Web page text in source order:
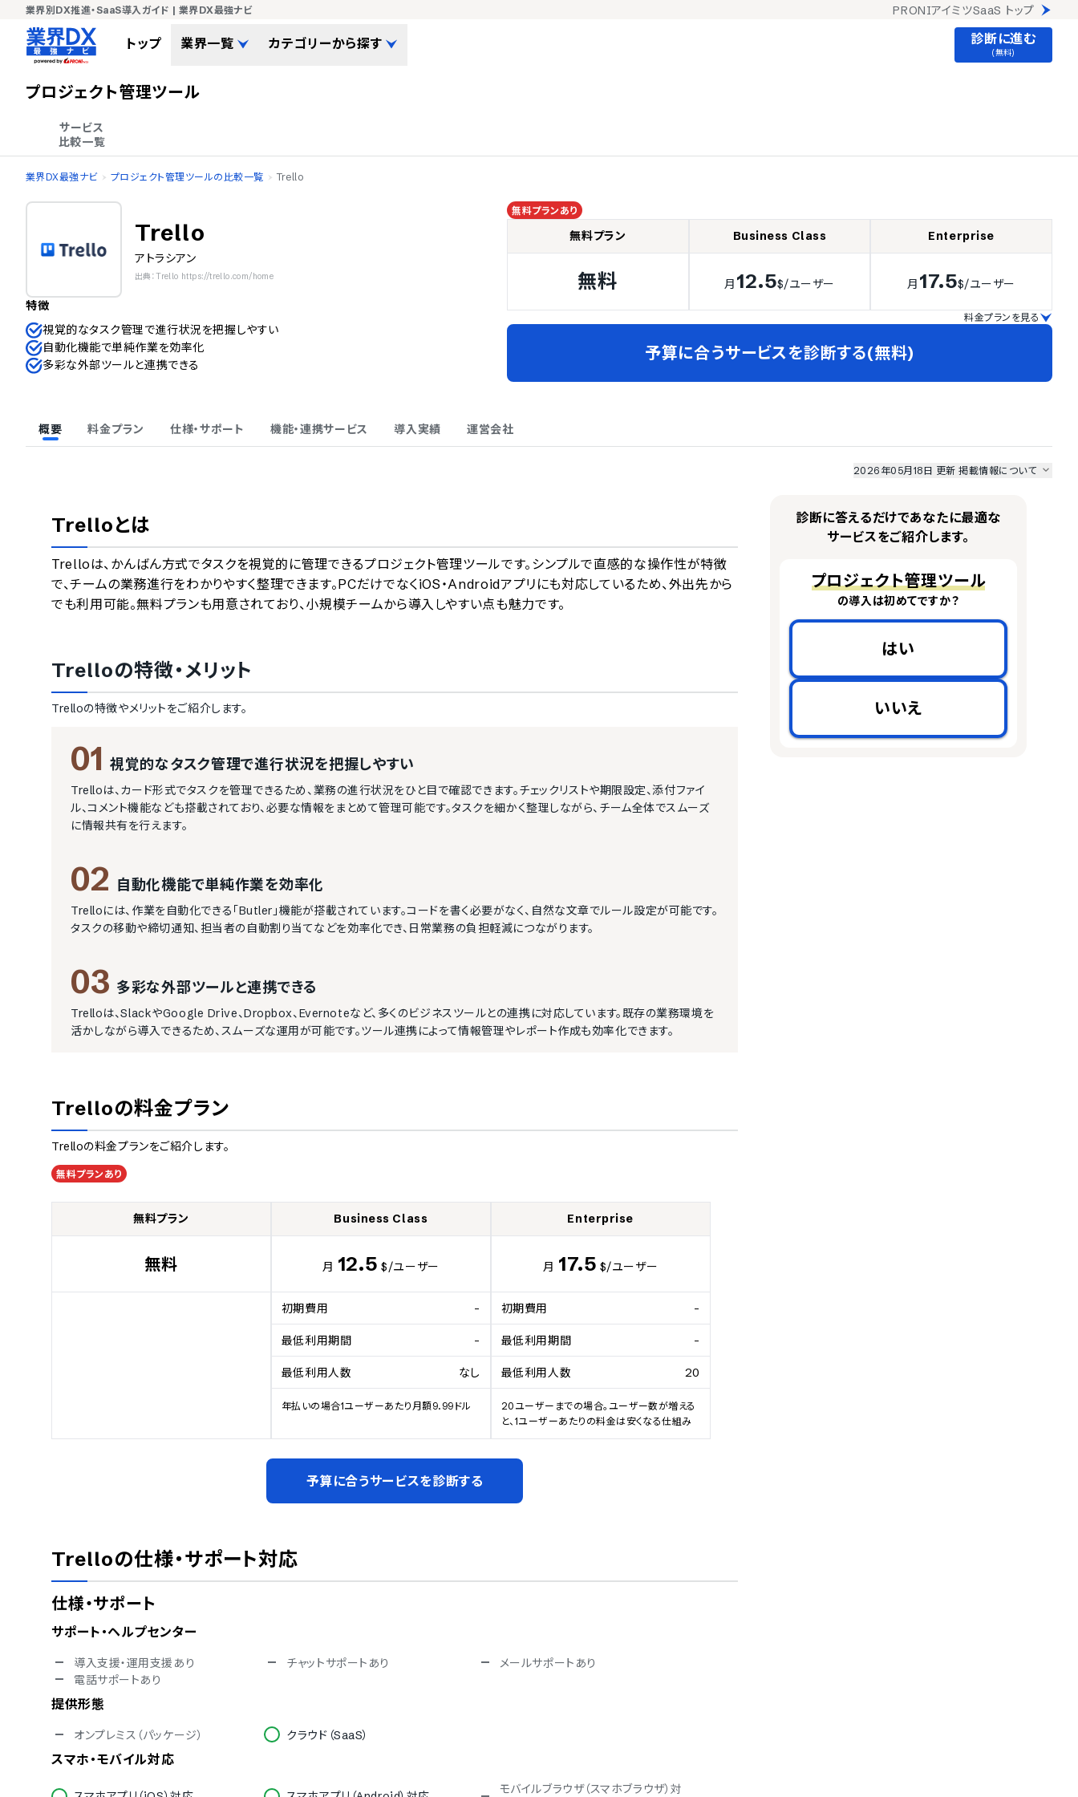
業界別DX推進・SaaS導入ガイド | 業界DX最強ナビ PRONIアイミツSaaS トップ
トップ 業界一覧 カテゴリーから探す 診断に進む
(無料)
プロジェクト管理ツール
サービス
比較一覧
業界DX最強ナビ プロジェクト管理ツールの比較一覧 Trello
Trello
アトラシアン
出典：Trello https://trello.com/home
特徴
視覚的なタスク管理で進行状況を把握しやすい
自動化機能で単純作業を効率化
多彩な外部ツールと連携できる
無料プランあり
無料プラン
無料
Business Class
月 12.5$/ユーザー
Enterprise
月 17.5$/ユーザー
料金プランを見る
予算に合うサービスを診断する(無料)
概要 料金プラン 仕様・サポート 機能・連携サービス 導入実績 運営会社
2026年05月18日 更新掲載情報について
一部
PRONIアイミツSaaS
のサービスデータを参照しています。
業界DX最強ナビ編集部 情報取得元
Trelloとは
Trelloは、かんばん方式でタスクを視覚的に管理できるプロジェクト管理ツールです。シンプルで直感的な操作性が特徴
で、チームの業務進行をわかりやすく整理できます。PCだけでなくiOS・Androidアプリにも対応しているため、外出先から
でも利用可能。無料プランも用意されており、小規模チームから導入しやすい点も魅力です。
Trelloの特徴・メリット
Trelloの特徴やメリットをご紹介します。
01 視覚的なタスク管理で進行状況を把握しやすい
Trelloは、カード形式でタスクを管理できるため、業務の進行状況をひと目で確認できます。チェックリストや期限設定、添付ファイ
ル、コメント機能なども搭載されており、必要な情報をまとめて管理可能です。タスクを細かく整理しながら、チーム全体でスムーズ
に情報共有を行えます。
02 自動化機能で単純作業を効率化
Trelloには、作業を自動化できる「Butler」機能が搭載されています。コードを書く必要がなく、自然な文章でルール設定が可能です。
タスクの移動や締切通知、担当者の自動割り当てなどを効率化でき、日常業務の負担軽減につながります。
03 多彩な外部ツールと連携できる
Trelloは、SlackやGoogle Drive、Dropbox、Evernoteなど、多くのビジネスツールとの連携に対応しています。既存の業務環境を
活かしながら導入できるため、スムーズな運用が可能です。ツール連携によって情報管理やレポート作成も効率化できます。
Trelloの料金プラン
Trelloの料金プランをご紹介します。
無料プランあり
無料プラン
無料
Business Class
月 12.5 $/ユーザー
初期費用 -
最低利用期間 -
最低利用人数 なし
年払いの場合1ユーザーあたり月額9.99ドル
Enterprise
月 17.5 $/ユーザー
初期費用 -
最低利用期間 -
最低利用人数 20
20ユーザーまでの場合。ユーザー数が増える
と、1ユーザーあたりの料金は安くなる仕組み
予算に合うサービスを診断する
Trelloの仕様・サポート対応
仕様・サポート
サポート・ヘルプセンター
導入支援・運用支援あり チャットサポートあり
メールサポートあり
電話サポートあり
提供形態
オンプレミス（パッケージ） クラウド（SaaS）
スマホ・モバイル対応
モバイルブラウザ（スマホブラウザ）対
診断に答えるだけであなたに最適な
サービスをご紹介します。
プロジェクト管理ツール
の導入は初めてですか？
はい
いいえ